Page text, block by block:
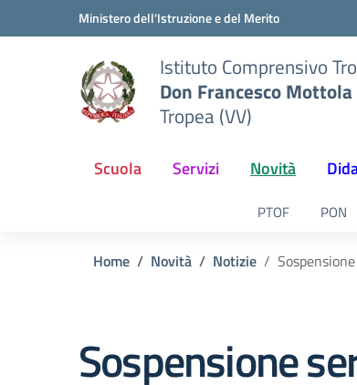
Vai ai contenuti
Vai al menu di navigazioneMinistero dell'Istruzione e del Merito
Istituto Comprensivo
Don Francesco Mottola
Tropea (VV)
Scuola Servizi Novità
PTOF PON
Home Novità Notizie
Sospensione